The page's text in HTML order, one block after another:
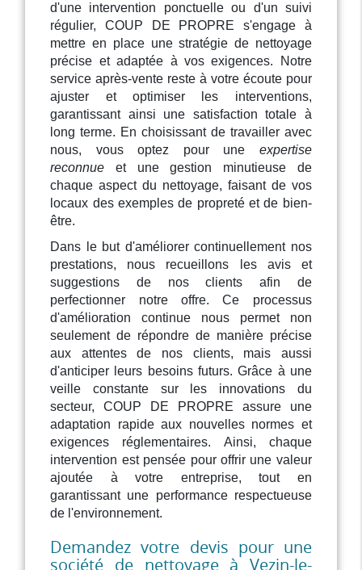
d'une intervention ponctuelle ou d'un suivi
régulier, COUP DE PROPRE s'engage à
mettre en place une stratégie de nettoyage
précise et adaptée à vos exigences. Notre
service après-vente reste à votre écoute pour
ajuster et optimiser les interventions,
garantissant ainsi une satisfaction totale à
long terme. En choisissant de travailler avec
nous, vous optez pour une expertise
reconnue et une gestion minutieuse de
chaque aspect du nettoyage, faisant de vos
locaux des exemples de propreté et de bien-
être.
Dans le but d'améliorer continuellement nos
prestations, nous recueillons les avis et
suggestions de nos clients afin de
perfectionner notre offre. Ce processus
d'amélioration continue nous permet non
seulement de répondre de manière précise
aux attentes de nos clients, mais aussi
d'anticiper leurs besoins futurs. Grâce à une
veille constante sur les innovations du
secteur, COUP DE PROPRE assure une
adaptation rapide aux nouvelles normes et
exigences réglementaires. Ainsi, chaque
intervention est pensée pour offrir une valeur
ajoutée à votre entreprise, tout en
garantissant une performance respectueuse
de l'environnement.
Demandez votre devis pour une
société de nettoyage à Vezin-le-